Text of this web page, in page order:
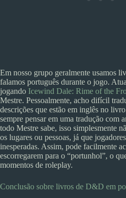
Em nosso grupo geralmente usamos
falamos português durante o jogo.
jogando Icewind Dale: Rime of the
Mestre. Pessoalmente, acho difícil
descrições que estão em inglês no
sempre pensar em uma tradução com
todo Mestre sabe, isso simplesmente
os lugares ou pessoas, já que
inesperadas. Assim, pode facilmente
escorregarem para o “portunhol”, o
momentos de roleplay.
Conclusão sobre livros de D&D em